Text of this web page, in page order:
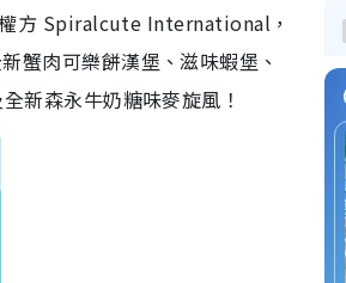
方 Spiralcute International，
蟹肉可樂餅漢堡、滋味蝦堡、
新森永牛奶糖味麥旋風！